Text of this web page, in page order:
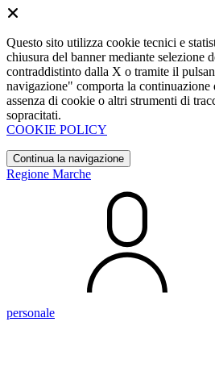
Questo sito utilizza cookie tecnici e
chiusura del banner mediante selezione
contraddistinto dalla X o tramite il
navigazione" comporta la continuazione
assenza di cookie o altri strumenti di
sopracitati.
COOKIE POLICY
Continua la navigazione
Regione Marche
personale